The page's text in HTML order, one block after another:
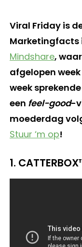
Viral Friday is
Marketingfacts
Mindshare,
afgelopen
week
een feel-good-
moederdag
Stuur ‘m op!
1.